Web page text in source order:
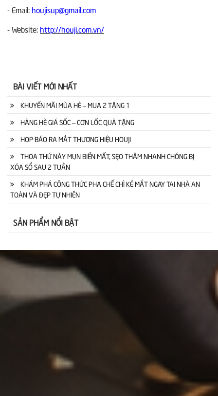
- Email:houjisup@gmail.com
- Website:http://houji.com.vn/
BÀI VIẾT MỚI NHẤT
KHUYẾN MÃI MÙA HÈ – MUA 2 TẶNG 1
HÀNG HÈ GIÁ SỐC – CƠN LỐC QUÀ TẶNG
HỌP BÁO RA MẮT THƯƠNG HIỆU HOUJI
THOA THỨ NÀY MỤN BIẾN MẤT, SẸO THÂM NHANH CHÓNG BỊ
XÓA SỔ SAU 2 TUẦN
KHÁM PHÁ CÔNG THỨC PHA CHẾ CHÌ KẺ MẮT NGAY TAI NHÀ AN
TOÀN VÀ ĐẸP TỰ NHIÊN
SẢN PHẨM NỔI BẬT